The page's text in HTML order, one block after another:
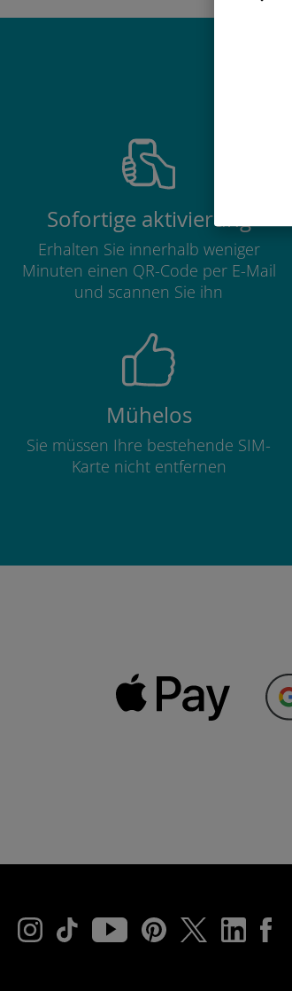
Sofortige aktivierung
Erhalten Sie innerhalb weniger
Minuten einen QR-Code per E-Mail
und scannen Sie ihn
Mühelos
Sie müssen Ihre bestehende SIM-
Karte nicht entfernen